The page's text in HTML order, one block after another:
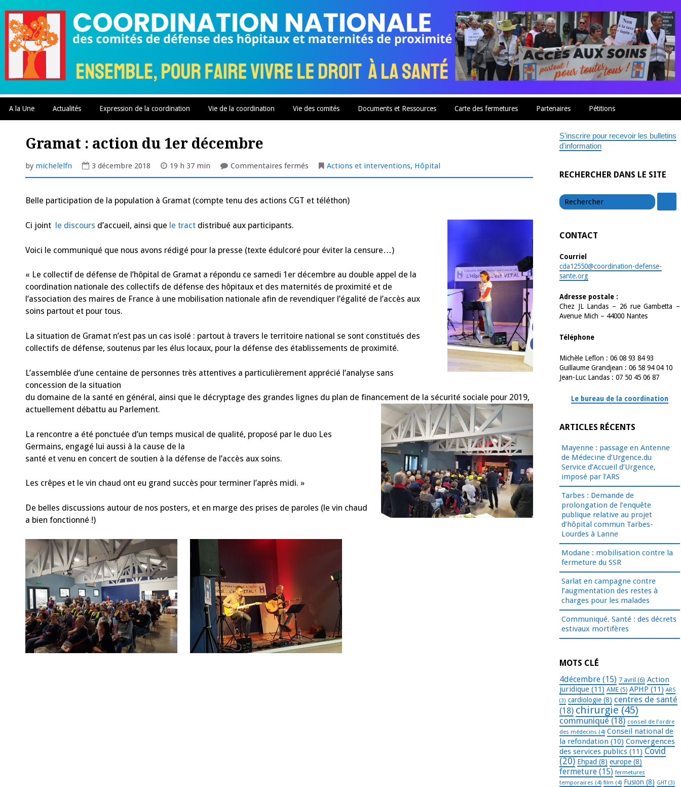
content
A la Une Actualités Expression de la coordination Vie de la coordination Vie des comités Documents et Ressources Carte des fermetures Partenaires Pétitions
Gramat : action du 1er décembre
by michelelfn 3 décembre 2018 19 h 37 min Commentaires ferméssur
:
1er
Actions et interventions, Hôpital
Belle participation de la population à Gramat (compte tenu des actions CGT et téléthon)
Ci joint le discours d’accueil, ainsi que le tract distribué aux participants.
Voici le communiqué que nous avons rédigé pour la presse (texte édulcoré pour éviter la censure…)
« Le collectif de défense de l’hôpital de Gramat a répondu ce samedi 1er décembre au double appel de la
coordination nationale des collectifs de défense des hôpitaux et des maternités de proximité et de
l’association des maires de France à une mobilisation nationale afin de revendiquer l’égalité de l’accès aux
soins partout et pour tous.
La situation de Gramat n’est pas un cas isolé : partout à travers le territoire national se sont constitués des
collectifs de défense, soutenus par les élus locaux, pour la défense des établissements de proximité.
L’assemblée d’une centaine de personnes très attentives a particulièrement apprécié l’analyse sans
concession de la situation
du domaine de la santé en général, ainsi que le décryptage des grandes lignes du plan de financement de la sécurité sociale pour 2019,
actuellement débattu au Parlement.
La rencontre a été ponctuée d’un temps musical de qualité, proposé par le duo Les
Germains, engagé lui aussi à la cause de la
santé et venu en concert de soutien à la défense de l’accès aux soins.
Les crêpes et le vin chaud ont eu grand succès pour terminer l’après midi. »
De belles discussions autour de nos posters, et en marge des prises de paroles (le vin chaud
a bien fonctionné !)
S'inscrire pour recevoir les bulletins
d'information
RECHERCHER DANS LE SITE
CONTACT
Courriel
cda12550@coordination-defense-
sante.org
Adresse postale :
Chez JL Landas – 26 rue Gambetta –
Avenue Mich – 44000 Nantes
Téléphone
Michèle Leflon : 06 08 93 84 93
Guillaume Grandjean : 06 58 94 04 10
Jean-Luc Landas : 07 50 45 06 87
Le bureau de la coordination
ARTICLES RÉCENTS
Mayenne : passage en Antenne
de Médecine d’Urgence.du
Service d’Accueil d’Urgence,
imposé par l’ARS
Tarbes : Demande de
prolongation de l’enquête
publique relative au projet
d’hôpital commun Tarbes-
Lourdes à Lanne
Modane : mobilisation contre la
fermeture du SSR
Sarlat en campagne contre
l’augmentation des restes à
charges pour les malades
Communiqué. Santé : des décrets
estivaux mortifères
MOTS CLÉ
4décembre (15) 7 avril (6) Action
juridique (11) AME (5) APHP (11) ARS
(3) cardiologie (8) centres de santé
(18) chirurgie (45)
communiqué (18) conseil de l'ordre
des médecins (4) Conseil national de
la refondation (10) Convergences
des services publics (11) Covid
(20) Ehpad (8) europe (8)
fermeture (15) fermetures
temporaires (4) film (4) Fusion (8) GHT(3)